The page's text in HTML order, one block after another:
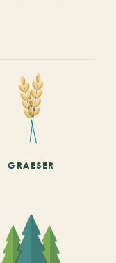
GRAESER